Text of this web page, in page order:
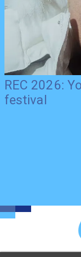
REC 2026:
festival